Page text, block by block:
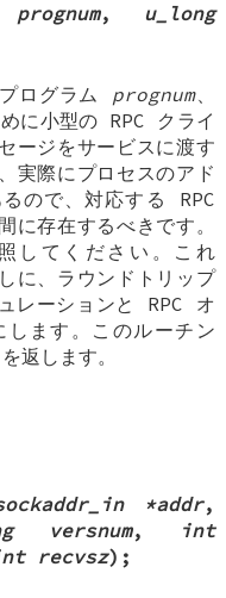
, u_long
ログラム prognum、
に小型の RPC クライ
ージをサービスに渡す
実際にプロセスのアド
ので、対応する RPC
に存在するべきです。
してください。これ
に、ラウンドトリップ
レーションと RPC オ
ます。このルーチン
を返します。
*addr,
versnum,
int
recvsz);